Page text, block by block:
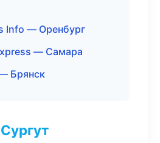
Info — Оренбург
— Самара
Брянск